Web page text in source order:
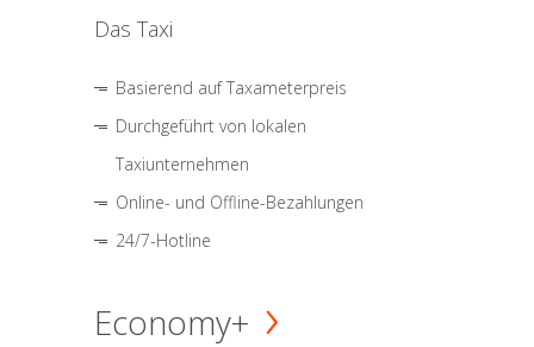
Das Taxi
Basierend auf Taxameterpreis
Durchgeführt von lokalen
Taxiunternehmen
Online- und Offline-Bezahlungen
24/7-Hotline
Economy+